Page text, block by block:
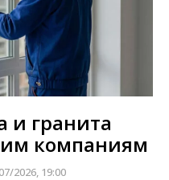
и гранита
компаниям
2026, 19:00